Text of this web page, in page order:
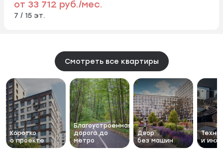
от 33 712 руб./мес.
7 / 15 эт.
Смотреть все квартиры
Коротко
о проекте
Благоустроенная
дорога до
метро
Двор
без машин
и